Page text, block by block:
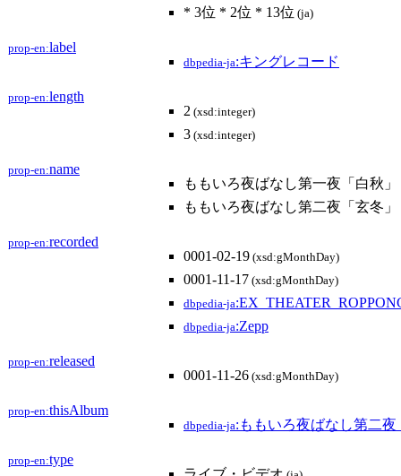
* 3位 * 2位 * 13位 (ja)
prop-en:label
dbpedia-ja:キングレコード
prop-en:length
2 (xsd:integer)
3 (xsd:integer)
prop-en:name
ももいろ夜ばなし第一夜「白秋」
ももいろ夜ばなし第二夜「玄冬」
prop-en:recorded
0001-02-19 (xsd:gMonthDay)
0001-11-17 (xsd:gMonthDay)
dbpedia-ja
dbpedia-ja:Zepp
prop-en:released
0001-11-26 (xsd:gMonthDay)
prop-en:thisAlbum
dbpedia-ja:ももいろ夜ばなし第二夜
prop-en:type